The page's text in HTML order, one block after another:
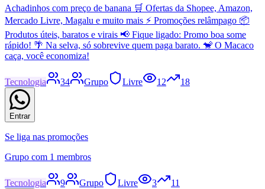
Achadinhos com preço de banana 🛒 Ofertas da Shopee, Amazon,
Mercado Livre, Magalu e muito mais ⚡ Promoções relâmpago 📦
Produtos úteis, baratos e virais 📢 Fique ligado: Promo boa some
rápido! 🌴 Na selva, só sobrevive quem paga barato. 🐒 O Macaco
caça, você economiza!
Tecnologia 34 Grupo Livre 12 18
Entrar
Se liga nas promoções
Grupo com 1 membros
Tecnologia 9 Grupo Livre 3 11